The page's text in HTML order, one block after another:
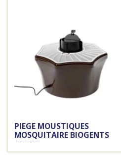
PIEGE MOUSTIQUES
MOSQUITAIRE BIOGENTS
150M2